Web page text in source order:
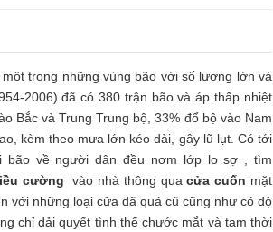
trong những vùng bão với số lượng lớn và
2006) đã có 380 trận bão và áp thấp nhiệt
Bắc và Trung Trung bộ, 33% đổ bộ vào Nam
kèm theo mưa lớn kéo dài, gây lũ lụt. Có tới
bão về người dân đều nơm lớp lo sợ , tìm
cường vào nhà thông quacửa cuốn mặt
với những loại cửa đã quá cũ cũng như có độ
chỉ dải quyết tình thế chước mắt và tam thời